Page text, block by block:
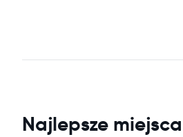
Najlepsze